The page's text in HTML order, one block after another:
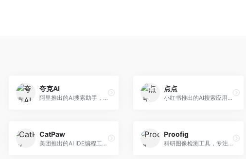
夸克AI
阿里推出的AI搜索助手，整合搜索与AI功能。面向年轻用户，提供智能搜索、文档处理、学习辅助等服务，与夸克生态深度整合。
点点
小红书推出的AI搜索应用，专注于生活方式内容搜索。面向小红书用户，提供生活攻略、消费决策、内容推荐等服务，生活方式内容丰富。
CatPaw
美团推出的AI IDE编程工具，专注于本地开发生态。面向开发者，提供智能代码补全、代码生成、项目管理等服务，本地开发体验好。
Proofig
科研图像检测工具，专注于学术图像完整性验证。面向科研人员，提供图像检测、重复分析、报告生成等服务，学术检测专业。